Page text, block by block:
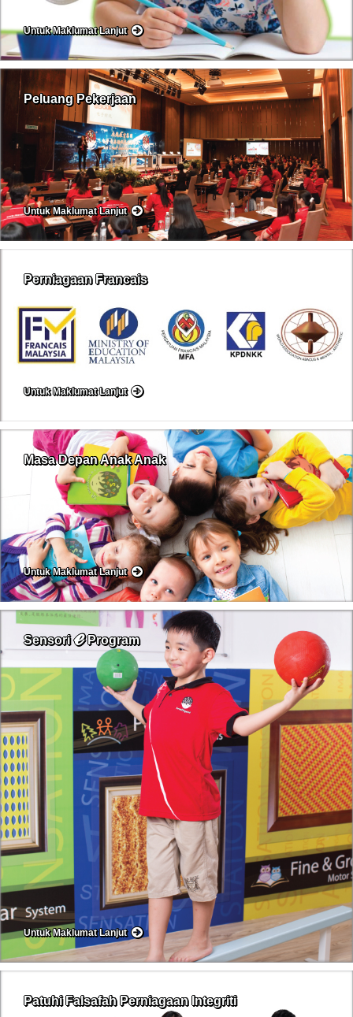
Untuk Maklumat Lanjut
Peluang Pekerjaan
Untuk Maklumat Lanjut
Perniagaan Francais
Untuk Maklumat Lanjut
Masa Depan Anak Anak
Untuk Maklumat Lanjut
SensoriℯProgram
Untuk Maklumat Lanjut
Patuhi Falsafah Perniagaan Integriti